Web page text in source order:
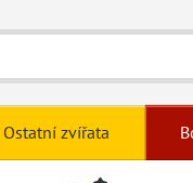
Ostatní zvířata